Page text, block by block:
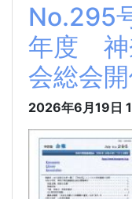
No.295
年度 神
会総会
2026年6月19日